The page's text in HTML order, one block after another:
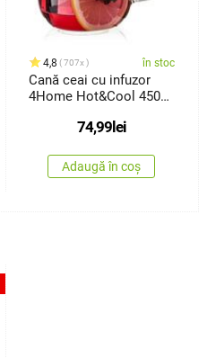
4,8 707x în stoc
Cană ceai cu infuzor
4Home Hot&Cool 450
74,99 lei
Adaugă în coș